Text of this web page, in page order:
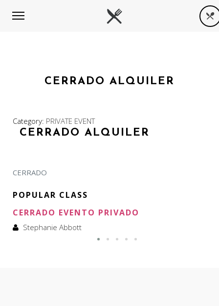
CERRADO ALQUILER
Category: PRIVATE EVENT
CERRADO ALQUILER
CERRADO
POPULAR CLASS
CERRADO EVENTO PRIVADO
Stephanie Abbott